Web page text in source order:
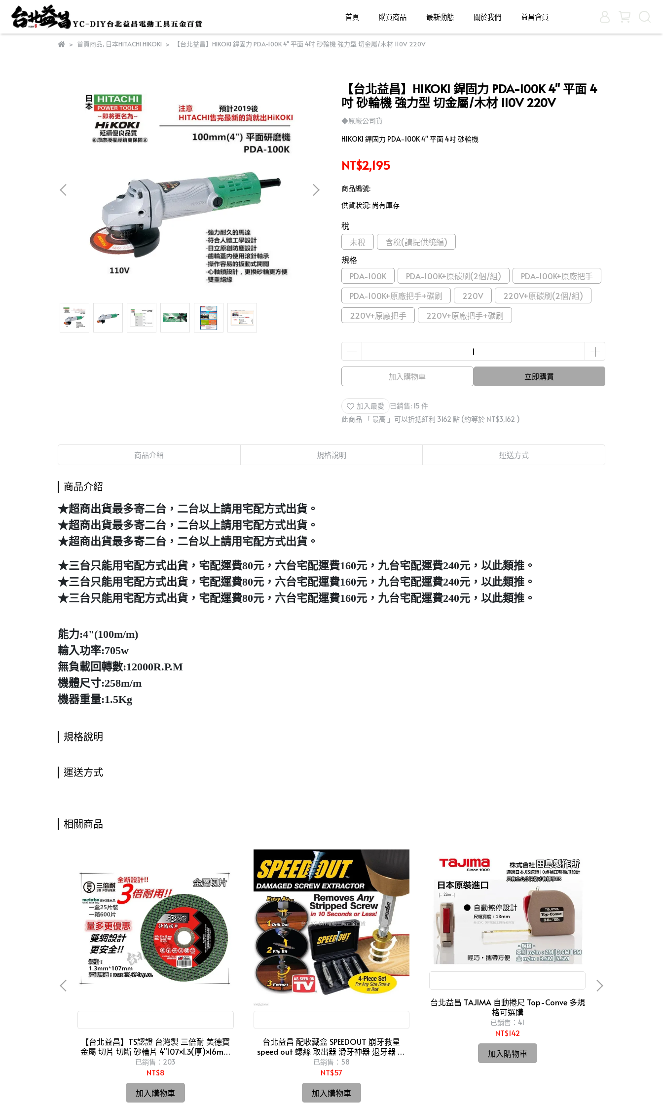
首頁 購買商品 最新動態 關於我們 益昌會員
首頁商品, 日本HITACHI HIKOKI 【台北益昌】HIKOKI 銲固力 PDA-100K 4" 平面 4吋 砂輪機 強力型 切金屬/木材 110V 220V
【台北益昌】HIKOKI 銲固力 PDA-100K 4" 平面 4
吋 砂輪機 強力型 切金屬/木材 110V 220V
◆原廠公司貨
HIKOKI 銲固力 PDA-100K 4" 平面 4吋 砂輪機
NT$2,195
商品編號:
供貨狀況: 尚有庫存
稅
未稅
含稅(請提供統編)
規格
PDA-100K
PDA-100K+原碳刷(2個/組)
PDA-100K+原廠把手
PDA-100K+原廠把手+碳刷
220V
220V+原碳刷(2個/組)
220V+原廠把手
220V+原廠把手+碳刷
加入購物車 立即購買
加入最愛
已銷售: 15 件
此商品 「 最高 」可以折抵紅利 3162 點 (約等於 NT$3,162 )
商品介紹 規格說明 運送方式
商品介紹
★超商出貨最多寄二台，二台以上請用宅配方式出貨。
★超商出貨最多寄二台，二台以上請用宅配方式出貨。
★超商出貨最多寄二台，二台以上請用宅配方式出貨。
★三台只能用宅配方式出貨，宅配運費80元，六台宅配運費160元，九台宅配運費240元，以此類推。
★三台只能用宅配方式出貨，宅配運費80元，六台宅配運費160元，九台宅配運費240元，以此類推。
★三台只能用宅配方式出貨，宅配運費80元，六台宅配運費160元，九台宅配運費240元，以此類推。
能力:4"(100m/m)
輸入功率:705w
無負載回轉數:12000R.P.M
機體尺寸:258m/m
機器重量:1.5Kg
規格說明
運送方式
相關商品
【台北益昌】TS認證 台灣製 三倍耐 美德寶
金屬 切片 切斷 砂輪片 4"107×1.3(厚)×16mm
雙網 安全
已銷售：203
NT$8
加入購物車
台北益昌 配收藏盒 SPEEDOUT 崩牙救星
speed out 螺絲 取出器 滑牙神器 退牙器 電
鑽 起子機
已銷售：58
NT$57
加入購物車
台北益昌 TAJIMA 自動捲尺 Top-Conve 多規
格可選購
已銷售：41
NT$142
加入購物車